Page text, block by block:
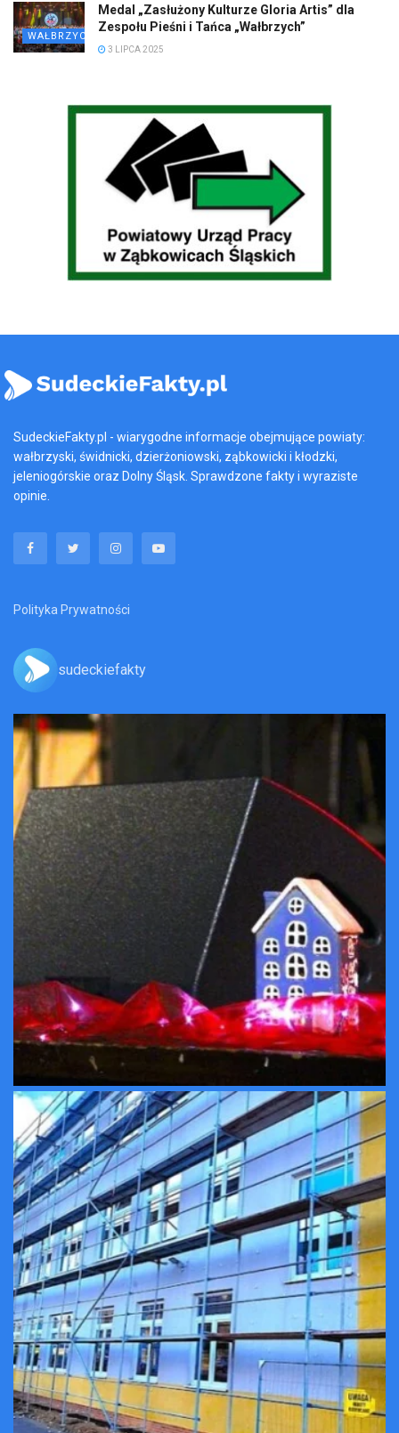
WAŁBRZYCH
Medal „Zasłużony Kulturze Gloria Artis” dla
Zespołu Pieśni i Tańca „Wałbrzych”
3 LIPCA 2025
SudeckieFakty.pl - wiarygodne informacje obejmujące powiaty:
wałbrzyski, świdnicki, dzierżoniowski, ząbkowicki i kłodzki,
jeleniogórskie oraz Dolny Śląsk. Sprawdzone fakty i wyraziste
opinie.
Polityka Prywatności
sudeckiefakty